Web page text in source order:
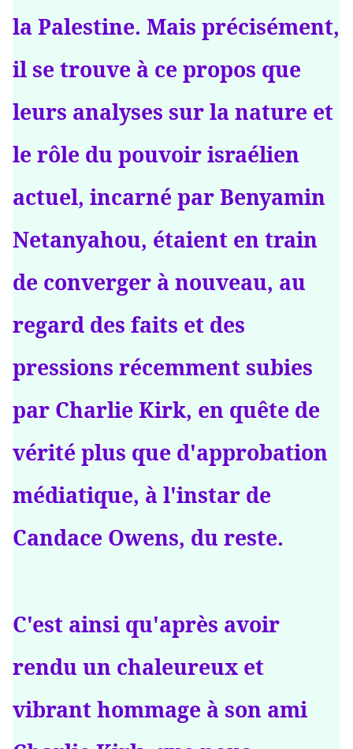
la Palestine. Mais précisément,
il se trouve à ce propos que
leurs analyses sur la nature et
le rôle du pouvoir israélien
actuel, incarné par Benyamin
Netanyahou, étaient en train
de converger à nouveau, au
regard des faits et des
pressions récemment subies
par Charlie Kirk, en quête de
vérité plus que d'approbation
médiatique, à l'instar de
Candace Owens, du reste.
C'est ainsi qu'après avoir
rendu un chaleureux et
vibrant hommage à son ami